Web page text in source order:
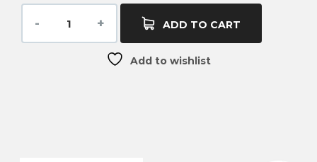
ADD TO CART
Add to wishlist